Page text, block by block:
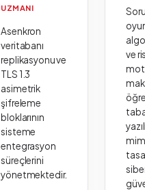
UZMANI
Asenkron
veritabanı
replikasyonu ve
TLS 1.3
asimetrik
şifreleme
bloklarının
sisteme
entegrasyon
süreçlerini
yönetmektedir.
ve